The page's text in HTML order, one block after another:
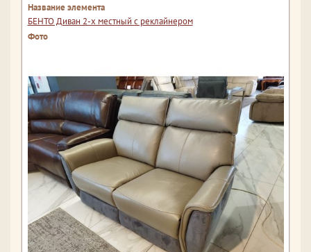
БЕНТО Диван 2-х местный с реклайнером